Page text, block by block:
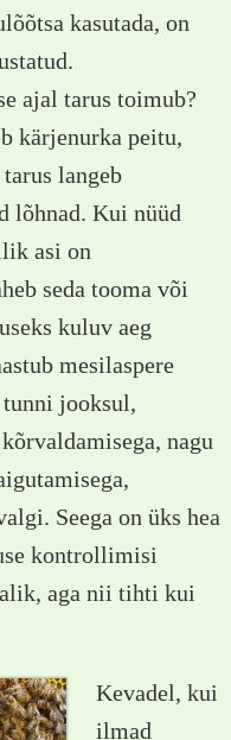
kasutada, on
ajal tarus toimub?
kärjenurka peitu,
langeb
lõhnad. Kui nüüd
asi on
seda tooma või
kuluv aeg
mesilaspere
tunni jooksul,
nagu
Seega on üks hea
kontrollimisi
aga nii tihti kui
Kevadel, kui
ilmad